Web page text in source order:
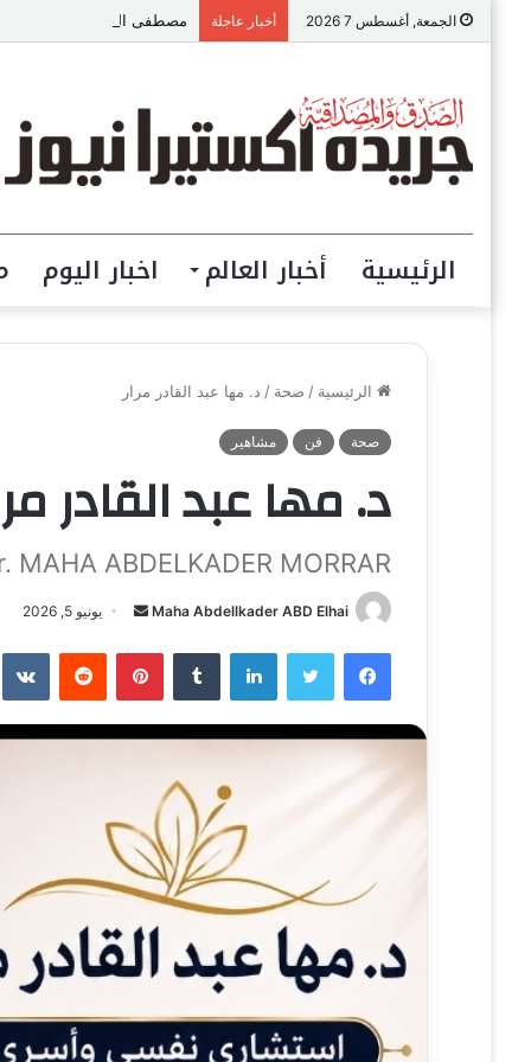
الجمعة, أغسطس 7 2026 أخبار عاجلة مصطفى الحداد المحامى:
الرئيسية أخبار العالم اخبار اليوم
الرئيسية / صحة / د. مها عبد القادر مرار
صحة فن مشاهير
د. مها عبد القادر
MAHA ABDELKADER MORRAR
Maha Abdellkader ABD Elhai
أ
س
ل
ب
ا
إ
ل
ت
ر
يونيو 5, 2026
فيسبوك تويتر لينكدإن ‏Tumblr بينتيريست ‏Reddit